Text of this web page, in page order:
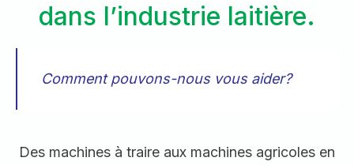
dans l’industrie laitière.
Comment pouvons-nous vous aider?
Des machines à traire aux machines agricoles en